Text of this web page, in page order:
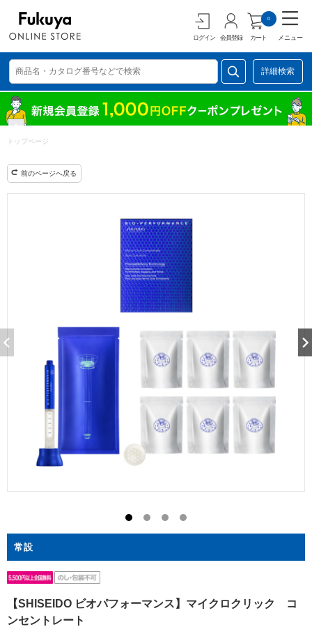
ログイン 会員登録 カート
0
メニュー
詳細検索
トップページ
前のページへ戻る
常設
【SHISEIDO ビオパフォーマンス】マイクロクリック コ
ンセントレート